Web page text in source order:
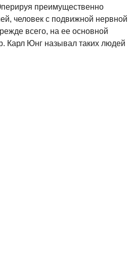
преимущественно
человек с подвижной нервной
всего, на ее основной
Карл Юнг называл таких людей